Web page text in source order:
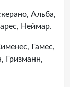
Альба,
Неймар.
Гамес,
Гризманн,